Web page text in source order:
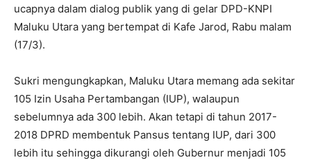
ucapnya dalam dialog publik yang di gelar DPD-KNPI
Maluku Utara yang bertempat di Kafe Jarod, Rabu malam
(17/3).
Sukri mengungkapkan, Maluku Utara memang ada sekitar
105 Izin Usaha Pertambangan (IUP), walaupun
sebelumnya ada 300 lebih. Akan tetapi di tahun 2017-
2018 DPRD membentuk Pansus tentang IUP, dari 300
lebih itu sehingga dikurangi oleh Gubernur menjadi 105